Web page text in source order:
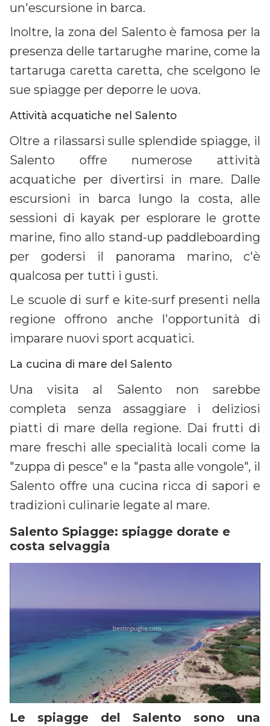
un'escursione in barca.
Inoltre, la zona del Salento è famosa per la
presenza delle tartarughe marine, come la
tartaruga caretta caretta, che scelgono le
sue spiagge per deporre le uova.
Attività acquatiche nel Salento
Oltre a rilassarsi sulle splendide spiagge, il
Salento offre numerose attività
acquatiche per divertirsi in mare. Dalle
escursioni in barca lungo la costa, alle
sessioni di kayak per esplorare le grotte
marine, fino allo stand-up paddleboarding
per godersi il panorama marino, c'è
qualcosa per tutti i gusti.
Le scuole di surf e kite-surf presenti nella
regione offrono anche l'opportunità di
imparare nuovi sport acquatici.
La cucina di mare del Salento
Una visita al Salento non sarebbe
completa senza assaggiare i deliziosi
piatti di mare della regione. Dai frutti di
mare freschi alle specialità locali come la
"zuppa di pesce" e la "pasta alle vongole", il
Salento offre una cucina ricca di sapori e
tradizioni culinarie legate al mare.
Salento Spiagge: spiagge dorate e
costa selvaggia
Le spiagge del Salento sono una